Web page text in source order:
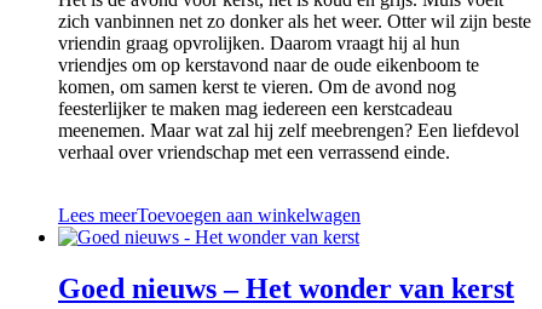
zich vanbinnen net zo donker als het weer. Otter wil zijn beste
vriendin graag opvrolijken. Daarom vraagt hij al hun
vriendjes om op kerstavond naar de oude eikenboom te
komen, om samen kerst te vieren. Om de avond nog
feesterlijker te maken mag iedereen een kerstcadeau
meenemen. Maar wat zal hij zelf meebrengen? Een liefdevol
verhaal over vriendschap met een verrassend einde.
Lees meerToevoegen aan winkelwagen
Goed nieuws – Het wonder van kerst